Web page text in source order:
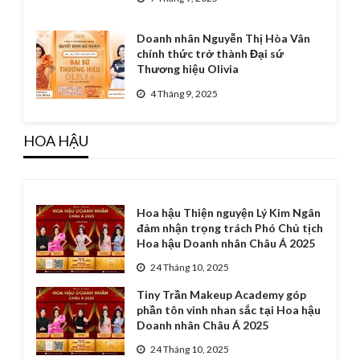
Doanh nhân Nguyễn Thị Hòa Vân
chính thức trở thành Đại sứ
Thương hiệu Olivia
4 Tháng 9, 2025
HOA HẬU
Hoa hậu Thiện nguyện Lý Kim Ngân
đảm nhận trọng trách Phó Chủ tịch
Hoa hậu Doanh nhân Châu Á 2025
24 Tháng 10, 2025
Tiny Trần Makeup Academy góp
phần tôn vinh nhan sắc tại Hoa hậu
Doanh nhân Châu Á 2025
24 Tháng 10, 2025